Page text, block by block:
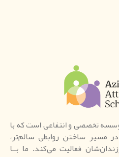
تخصصی و انتفاعی است که با
مسیر ساختن روابطی سالم‌تر،
فعالیت می‌کند. ما بــا